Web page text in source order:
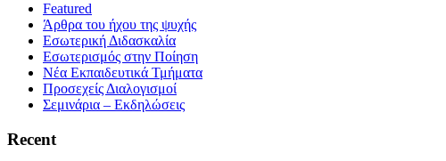
Featured
Άρθρα του ήχου της ψυχής
Εσωτερική Διδασκαλία
Εσωτερισμός στην Ποίηση
Νέα Εκπαιδευτικά Τμήματα
Προσεχείς Διαλογισμοί
Σεμινάρια – Εκδηλώσεις
Recent